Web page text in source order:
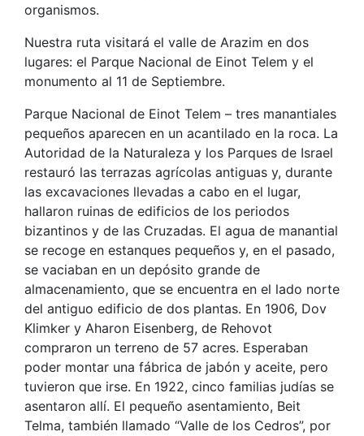
organismos.
Nuestra ruta visitará el valle de Arazim en dos
lugares: el Parque Nacional de Einot Telem y el
monumento al 11 de Septiembre.
Parque Nacional de Einot Telem – tres manantiales
pequeños aparecen en un acantilado en la roca. La
Autoridad de la Naturaleza y los Parques de Israel
restauró las terrazas agrícolas antiguas y, durante
las excavaciones llevadas a cabo en el lugar,
hallaron ruinas de edificios de los periodos
bizantinos y de las Cruzadas. El agua de manantial
se recoge en estanques pequeños y, en el pasado,
se vaciaban en un depósito grande de
almacenamiento, que se encuentra en el lado norte
del antiguo edificio de dos plantas. En 1906, Dov
Klimker y Aharon Eisenberg, de Rehovot
compraron un terreno de 57 acres. Esperaban
poder montar una fábrica de jabón y aceite, pero
tuvieron que irse. En 1922, cinco familias judías se
asentaron allí. El pequeño asentamiento, Beit
Telma, también llamado “Valle de los Cedros”, por